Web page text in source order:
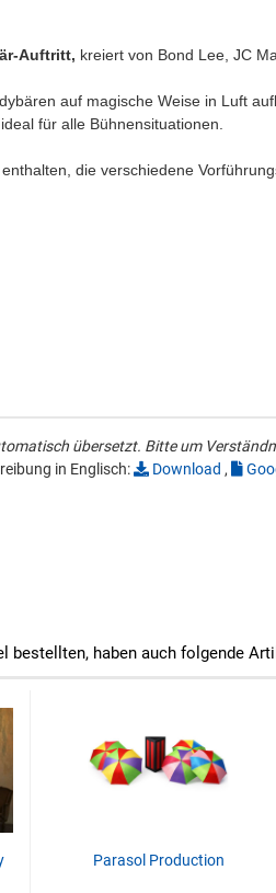
Auftritt, kreiert von Bond Lee, JC
auf magische Weise in Luft
für alle Bühnensituationen.
die verschiedene
übersetzt. Bitte um
in Englisch: Download ,
bestellten, haben auch folgende
Parasol Production